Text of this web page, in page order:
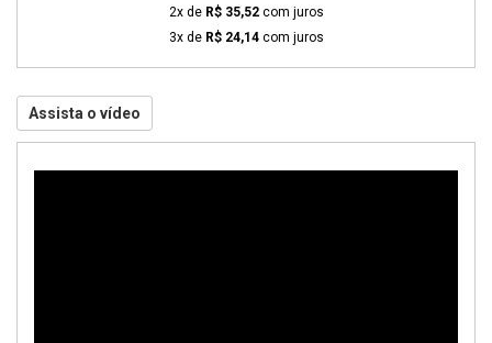
2x de R$ 35,52com juros
3x de R$ 24,14com juros
Assista o vídeo